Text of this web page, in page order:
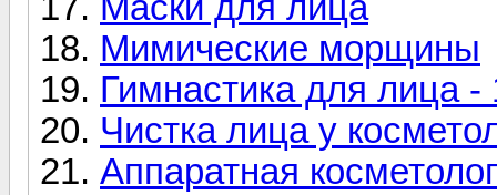
Мимические морщины
Гимнастика для лица -
Чистка лица у
Аппаратная